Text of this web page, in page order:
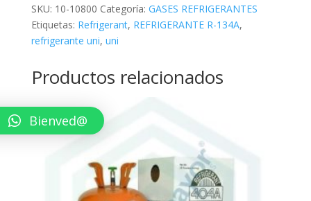
SKU: 10-10800 Categoría: GASES REFRIGERANTES
Etiquetas: Refrigerant, REFRIGERANTE R-134A,
refrigerante uni, uni
Productos relacionados
Bienved@